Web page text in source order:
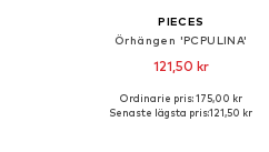
PIECES
Örhängen 'PCPULINA'
121,50 kr
Tillgängliga storlekar: One Size
Ordinarie pris: 175,00 kr
Senaste lägsta pris:121,50 kr